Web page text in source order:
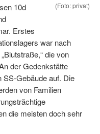
(Foto: privat)
10d
Erstes
war nach
die von
der Gedenkstätte
SS-Gebäude auf. Die
von Familien
die meisten doch sehr